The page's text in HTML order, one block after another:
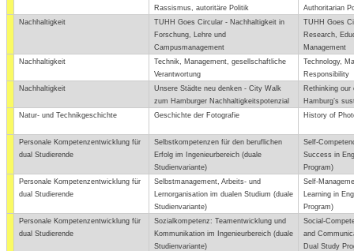
Rassismus, autoritäre Politik
Authoritarian
Nachhaltigkeit
TUHH Goes Circular - Nachhaltigkeit in
Forschung, Lehre und
Campusmanagement
TUHH Goes
Research,
Management
Nachhaltigkeit
Technik, Management, gesellschaftliche
Verantwortung
Technology,
Responsibility
Nachhaltigkeit
Unsere Städte neu denken - City Walk
zum Hamburger Nachhaltigkeitspotenzial
Rethinking
Hamburg’s
Natur- und Technikgeschichte
Geschichte der Fotografie History of
Personale Kompetenzentwicklung für
dual Studierende
Selbstkompetenzen für den beruflichen
Erfolg im Ingenieurbereich (duale
Studienvariante)
Self-
Success in
Program)
Personale Kompetenzentwicklung für
dual Studierende
Selbstmanagement, Arbeits- und
Lernorganisation im dualen Studium (duale
Studienvariante)
Self-
Learning in
Program)
Personale Kompetenzentwicklung für
dual Studierende
Sozialkompetenz: Teamentwicklung und
Kommunikation im Ingenieurbereich (duale
Studienvariante)
Social-
and
Dual Study